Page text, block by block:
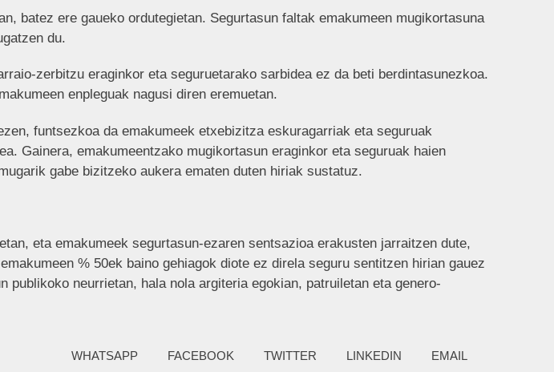
batez ere gaueko ordutegietan. Segurtasun faltak emakumeen mugikortasuna
du.
zerbitzu eraginkor eta seguruetarako sarbidea ez da beti berdintasunezkoa.
enpleguak nagusi diren eremuetan.
funtsezkoa da emakumeek etxebizitza eskuragarriak eta seguruak
Gainera, emakumeentzako mugikortasun eraginkor eta seguruak haien
gabe bizitzeko aukera ematen duten hiriak sustatuz.
eta emakumeek segurtasun-ezaren sentsazioa erakusten jarraitzen dute,
% 50ek baino gehiagok diote ez direla seguru sentitzen hirian gauez
neurrietan, hala nola argiteria egokian, patruiletan eta genero-
WHATSAPP FACEBOOK TWITTER LINKEDIN EMAIL